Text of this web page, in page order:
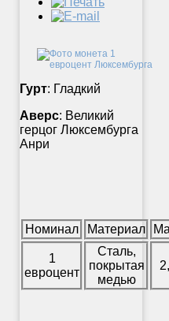
Гурт: Гладкий
Аверс: Великий
герцог Люксембурга
Анри
Номинал Материал
1
евроцент
Сталь,
покрытая
медью